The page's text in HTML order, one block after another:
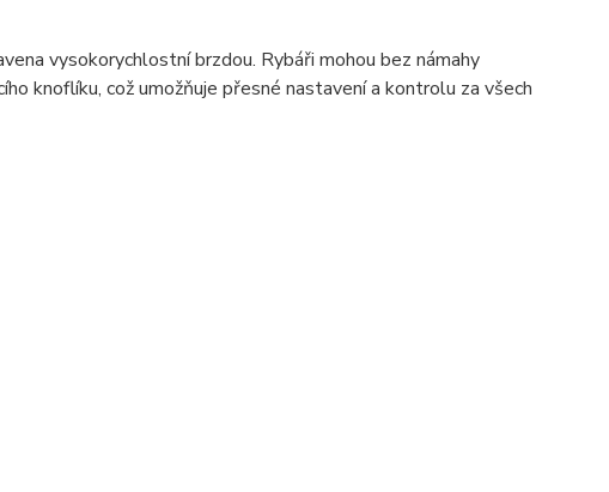
vysokorychlostní brzdou. Rybáři mohou bez námahy
knoflíku, což umožňuje přesné nastavení a kontrolu za všech